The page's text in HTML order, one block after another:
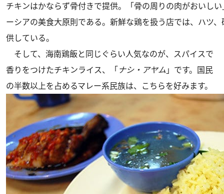
チキンはかならず骨付きで提供。「骨の周りの肉がおいし
ーシアの美食大原則である。新鮮な鶏を扱う店では、ハツ
供している。
そして、海南鶏飯と同じぐらい人気なのが、スパイスで
香りをつけたチキンライス、「ナシ・アヤム 」です。国民
の半数以上を占めるマレー系民族は、こちらを好みます。